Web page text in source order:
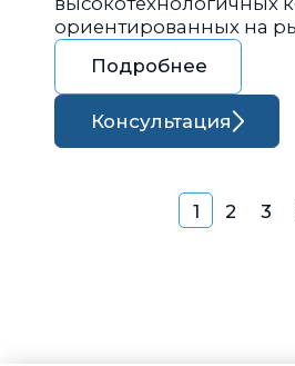
ориентированных на
Подробнее
Консультация
1 2 3